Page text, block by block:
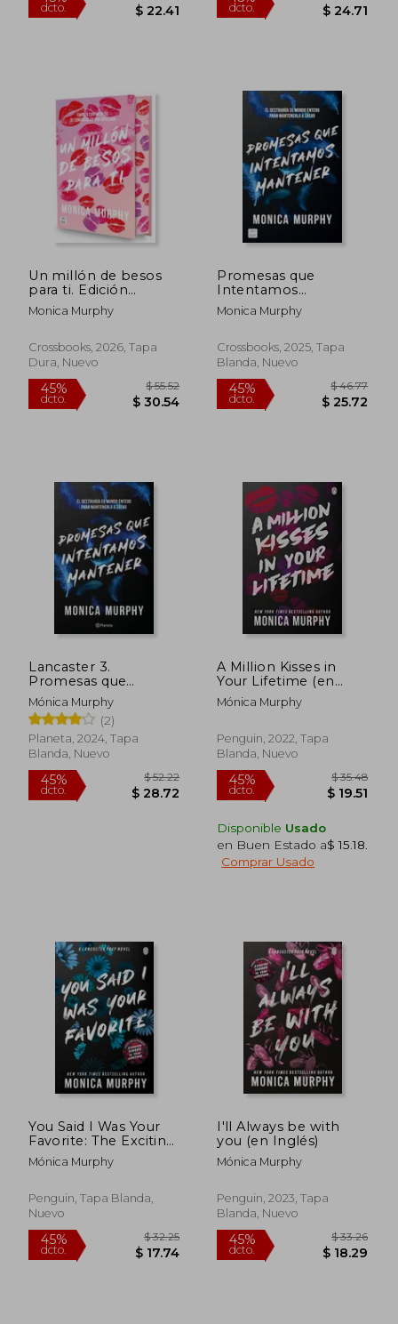
45%
dcto.
45%
dcto.
Un millón de besos
para ti. Edición
especial. Edición
especial con cantos
Monica Murphy
Crossbooks, 2026, Tapa
Dura, Nuevo
45%
Promesas que
Intentamos
Mantener
Monica Murphy
Crossbooks, 2025, Tapa
Blanda, Nuevo
45%
Lancaster 3.
Promesas que
intentamos
mantener
Mónica Murphy
(2)
Planeta, 2024, Tapa
Blanda, Nuevo
45%
dcto.
A Million Kisses in
Your Lifetime (en
Inglés)
Mónica Murphy
Penguin, 2022, Tapa
Blanda, Nuevo
45%
dcto.
Disponible Usado
en Buen Estado a$ 15.18
Comprar Usado
You Said I Was Your
Favorite: The Exciting
Next Instalment in
the Lancaster Prep
Mónica Murphy
Penguin, Tapa Blanda,
Nuevo
I'll Always be with
you (en Inglés)
Mónica Murphy
Penguin, 2023, Tapa
Blanda, Nuevo